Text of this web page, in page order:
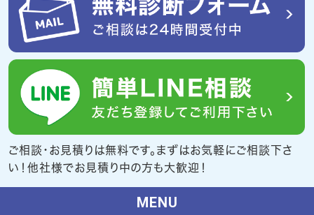
ご相談・お見積りは無料です。まずはお気軽にご相談下さ
い！他社様でお見積り中の方も大歓迎！
MENU